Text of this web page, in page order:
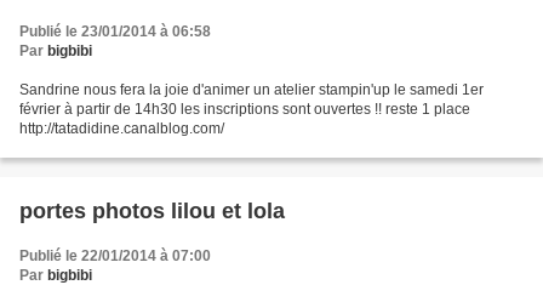
Publié le 23/01/2014 à 06:58
Par bigbibi
Sandrine nous fera la joie d'animer un atelier stampin'up le samedi 1er
février à partir de 14h30 les inscriptions sont ouvertes !! reste 1 place
http://tatadidine.canalblog.com/
portes photos lilou et lola
Publié le 22/01/2014 à 07:00
Par bigbibi